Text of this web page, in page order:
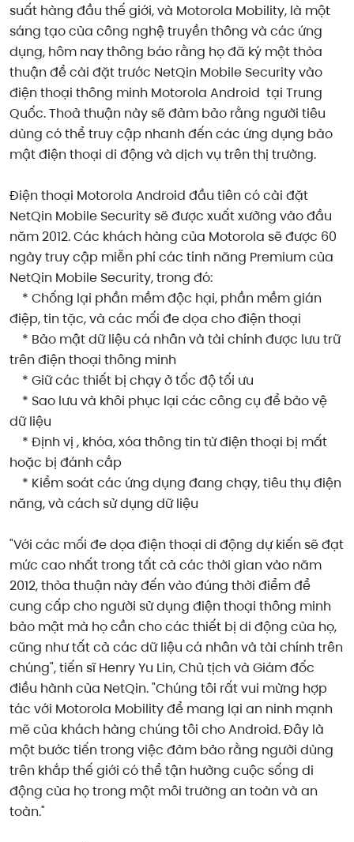
suất hàng đầu thế giới, và Motorola Mobility, là một
sáng tạo của công nghệ truyền thông và các ứng
dụng, hôm nay thông báo rằng họ đã ký một thỏa
thuận để cài đặt trước NetQin Mobile Security vào
điện thoại thông minh Motorola Android tại Trung
Quốc. Thoả thuận này sẽ đảm bảo rằng người tiêu
dùng có thể truy cập nhanh đến các ứng dụng bảo
mật điện thoại di động và dịch vụ trên thị trường.
Điện thoại Motorola Android đầu tiên có cài đặt
NetQin Mobile Security sẽ được xuất xưởng vào đầu
năm 2012. Các khách hàng của Motorola sẽ được 60
ngày truy cập miễn phí các tính năng Premium của
NetQin Mobile Security, trong đó:
* Chống lại phần mềm độc hại, phần mềm gián
điệp, tin tặc, và các mối đe dọa cho điện thoại
* Bảo mật dữ liệu cá nhân và tài chính được lưu trữ
trên điện thoại thông minh
* Giữ các thiết bị chạy ở tốc độ tối ưu
* Sao lưu và khôi phục lại các công cụ để bảo vệ
dữ liệu
* Định vị , khóa, xóa thông tin từ điện thoại bị mất
hoặc bị đánh cắp
* Kiểm soát các ứng dụng đang chạy, tiêu thụ điện
năng, và cách sử dụng dữ liệu
"Với các mối đe dọa điện thoại di động dự kiến ​​sẽ đạt
mức cao nhất trong tất cả các thời gian vào năm
2012, thỏa thuận này đến vào đúng thời điểm để
cung cấp cho người sử dụng điện thoại thông minh
bảo mật mà họ cần cho các thiết bị di động của họ,
cũng như tất cả các dữ liệu cá nhân và tài chính trên
chúng", tiến sĩ Henry Yu Lin, Chủ tịch và Giám đốc
điều hành của NetQin. "Chúng tôi rất vui mừng hợp
tác với Motorola Mobility để mang lại an ninh mạnh
mẽ của khách hàng chúng tôi cho Android. Đây là
một bước tiến trong việc đảm bảo rằng người dùng
trên khắp thế giới có thể tận hưởng cuộc sống di
động của họ trong một môi trường an toàn và an
toàn."